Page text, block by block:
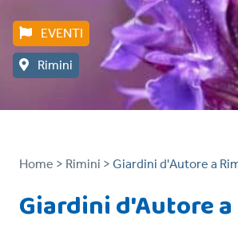
EVENTI
Rimini
Home > Rimini > Giardini d'Autore a
Giardini d'Autore